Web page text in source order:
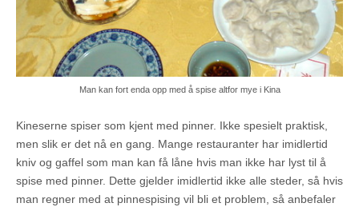
Man kan fort enda opp med å spise altfor mye i Kina
Kineserne spiser som kjent med pinner. Ikke spesielt praktisk,
men slik er det nå en gang. Mange restauranter har imidlertid
kniv og gaffel som man kan få låne hvis man ikke har lyst til å
spise med pinner. Dette gjelder imidlertid ikke alle steder, så hvis
man regner med at pinnespising vil bli et problem, så anbefaler